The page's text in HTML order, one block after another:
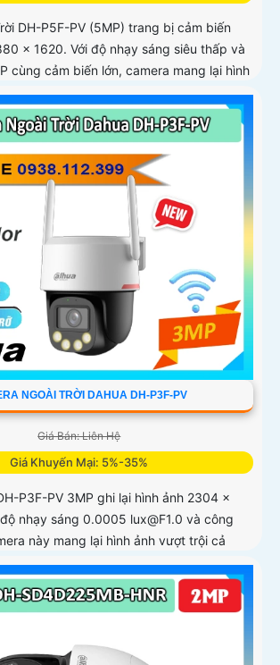
DH-P5F-PV (5MP) trang bị cảm biến
× 1620. Với độ nhạy sáng siêu thấp và
cùng cảm biến lớn, camera mang lại hình
lẫn đêm
NGOÀI TRỜI DAHUA DH-P3F-PV
Giá Bán: Liên Hệ
Giá Khuyến Mại: 5%-35%
P3F-PV 3MP ghi lại hình ảnh 2304 ×
nhạy sáng 0.0005 lux@F1.0 và công
này mang lại hình ảnh vượt trội cả